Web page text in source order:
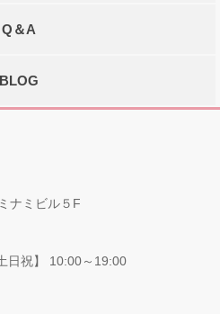
Q＆A
BLOG
ナミビル５F
日祝】 10:00～19:00